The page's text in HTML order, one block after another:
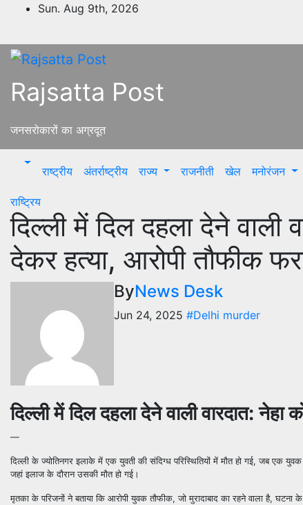
content
Sun. Aug 9th, 2026
Rajsatta Post
जनसरोकारों का अग्रदूत
राष्ट्रीय अंतर्राष्ट्रीय राज्य राजनीती खेल मनोरंजन
राष्ट्रिय
दिल्ली में दिल दहला देने वाली
देकर हत्या, आरोपी तौफीक
ByNews Desk
Jun 24, 2025 #Delhi murder
दिल्ली में दिल दहला देने वाली वारदात:
—
दिल्ली के ज्योतिनगर इलाके में एक युवती की संदिग्ध परिस्थितियों में मौत हो गई, जब एक
जहां इलाज के दौरान उसकी मौत हो गई।
मृतका के परिजनों ने बताया कि आरोपी युवक तौफीक, जो मुरादाबाद का रहने वाला है,